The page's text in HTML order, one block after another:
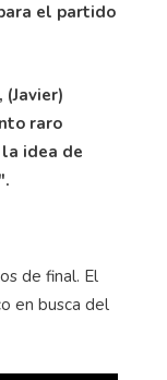
el partido
raro
idea de
de final. El
en busca del